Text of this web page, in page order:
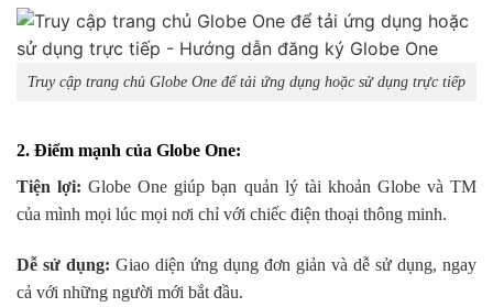
Truy cập trang chủ Globe One để tải ứng dụng hoặc sử dụng trực tiếp
2. Điểm mạnh của Globe One:
Tiện lợi: Globe One giúp bạn quản lý tài khoản Globe và TM
của mình mọi lúc mọi nơi chỉ với chiếc điện thoại thông minh.
Dễ sử dụng: Giao diện ứng dụng đơn giản và dễ sử dụng, ngay
cả với những người mới bắt đầu.